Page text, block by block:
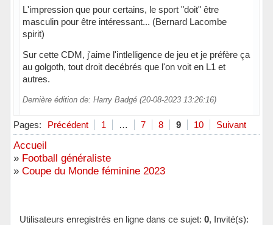
L'impression que pour certains, le sport "doit" être
masculin pour être intéressant... (Bernard Lacombe
spirit)
Sur cette CDM, j'aime l'intlelligence de jeu et je préfère ça
au golgoth, tout droit decébrés que l'on voit en L1 et
autres.
Dernière édition de: Harry Badgé (20-08-2023 13:26:16)
Hors ligne
Pages: Précédent 1 … 7 8 9 10 Suivant
Accueil
» Football généraliste
» Coupe du Monde féminine 2023
Utilisateurs enregistrés en ligne dans ce sujet: 0, Invité(s):